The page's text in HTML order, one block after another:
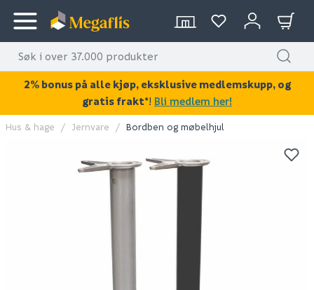
KAN DISSE VÆRE AV INTERESSE?
Hus & hage Jernvare Bordben og møbelhjul
2% bonus på alle kjøp, eksklusive medlemskupp, og
gratis frakt*! Bli medlem her!